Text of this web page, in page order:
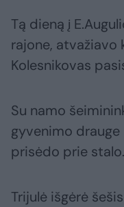
Tą dieną į
rajone, atvažiavo
Kolesnikovas
Su namo
gyvenimo drauge
prisėdo prie stalo.
Trijulė išgėrė